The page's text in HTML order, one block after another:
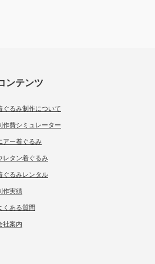
ンテンツ
ぐるみ制作について
作費シミュレーター
アー着ぐるみ
レタン着ぐるみ
ぐるみレンタル
作実績
くある質問
社案内